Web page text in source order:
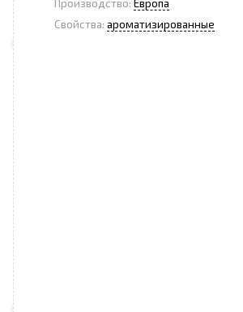
Производство: Европа
Свойства: ароматизированные